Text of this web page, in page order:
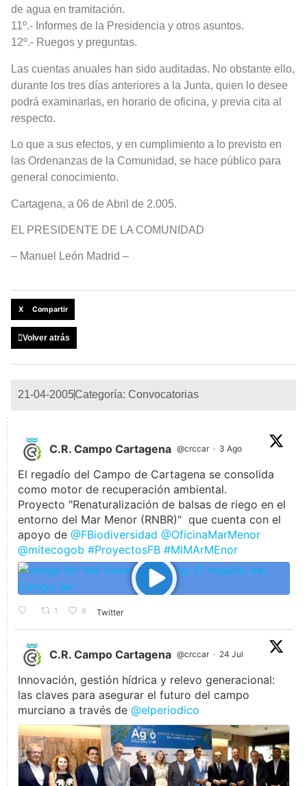
de agua en tramitación.
11º.- Informes de la Presidencia y otros asuntos.
12º.- Ruegos y preguntas.
Las cuentas anuales han sido auditadas. No obstante ello,
durante los tres días anteriores a la Junta, quien lo desee
podrá examinarlas, en horario de oficina, y previa cita al
respecto.
Lo que a sus efectos, y en cumplimiento a lo previsto en
las Ordenanzas de la Comunidad, se hace público para
general conocimiento.
Cartagena, a 06 de Abril de 2.005.
EL PRESIDENTE DE LA COMUNIDAD
– Manuel León Madrid –
X Compartir
Volver atrás
21-04-2005Categoría: Convocatorias
C.R. Campo Cartagena @crccar · 3 Ago
El regadío del Campo de Cartagena se consolida
como motor de recuperación ambiental.
Proyecto "Renaturalización de balsas de riego en el
entorno del Mar Menor (RNBR)" que cuenta con el
apoyo de @FBiodiversidad @OficinaMarMenor
@mitecogob #ProyectosFB #MIMArMEnor
1 6 Twitter
C.R. Campo Cartagena @crccar · 24 Jul
Innovación, gestión hídrica y relevo generacional:
las claves para asegurar el futuro del campo
murciano a través de @elperiodico